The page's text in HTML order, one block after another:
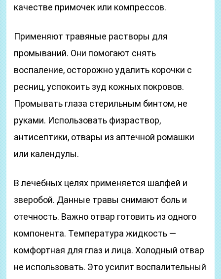
качестве примочек или компрессов.
Применяют травяные растворы для
промываний. Они помогают снять
воспаление, осторожно удалить корочки с
ресниц, успокоить зуд кожных покровов.
Промывать глаза стерильным бинтом, не
руками. Использовать физраствор,
антисептики, отвары из аптечной ромашки
или календулы.
В лечебных целях применяется шалфей и
зверобой. Данные травы снимают боль и
отечность. Важно отвар готовить из одного
компонента. Температура жидкость —
комфортная для глаз и лица. Холодный отвар
не использовать. Это усилит воспалительный